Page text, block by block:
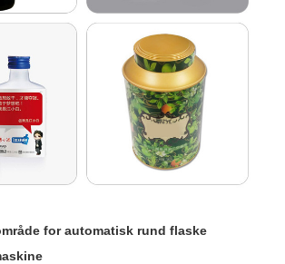
for automatisk rund flaske